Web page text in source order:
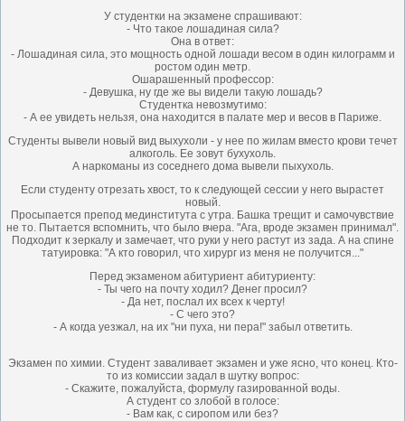
У студентки на экзамене спрашивают:
- Что такое лошадиная сила?
Она в ответ:
- Лошадиная сила, это мощность одной лошади весом в один килограмм и
ростом один метр.
Ошарашенный профессор:
- Девушка, ну где же вы видели такую лошадь?
Студентка невозмутимо:
- А ее увидеть нельзя, она находится в палате мер и весов в Париже.
Студенты вывели новый вид выхухоли - у нее по жилам вместо крови течет
алкоголь. Ее зовут бухухоль.
А наркоманы из соседнего дома вывели пыхухоль.
Если студенту отрезать хвост, то к следующей сессии у него вырастет
новый.
Просыпается препод мединститута с утра. Башка трещит и самочувствие
не то. Пытается вспомнить, что было вчера. "Ага, вроде экзамен принимал".
Подходит к зеркалу и замечает, что руки у него растут из зада. А на спине
татуировка: "А кто говорил, что хирург из меня не получится..."
Перед экзаменом абитуриент абитуриенту:
- Ты чего на почту ходил? Денег просил?
- Да нет, послал их всех к черту!
- С чего это?
- А когда уезжал, на их "ни пуха, ни пера!" забыл ответить.
Экзамен по химии. Студент заваливает экзамен и уже ясно, что конец. Кто-
то из комиссии задал в шутку вопрос:
- Скажите, пожалуйста, формулу газированной воды.
А студент со злобой в голосе:
- Вам как, с сиропом или без?